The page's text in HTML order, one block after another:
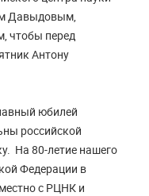
Давыдовым,
чтобы перед
Антону
юбилей
российской
На 80-летие нашего
Федерации в
с РЦНК и